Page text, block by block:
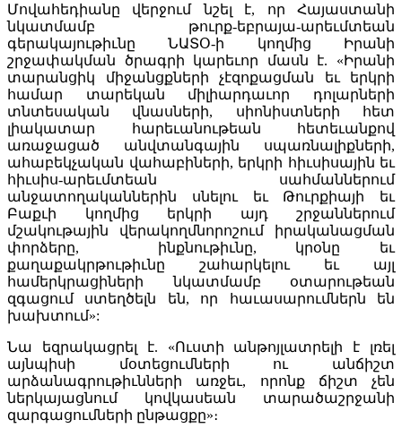
Մովահեդիանը վերջում նշել է, որ Հայաստանի
նկատմամբ թուրք-եբրայա-արեւմտեան
գերակայութիւնը ՆԱՏՕ-ի կողմից Իրանի
շրջափակման ծրագրի կարեւոր մասն է. «Իրանի
տարանցիկ միջանցքների չէզոքացման եւ երկրի
համար տարեկան միլիարդաւոր դոլարների
տնտեսական վնասների, սիոնիստների հետ
լիակատար հարեւանութեան հետեւանքով
առաջացած անվտանգային սպառնալիքների,
ահաբեկչական վահաբիների, երկրի հիւսիսային եւ
հիւսիս-արեւմտեան սահմաններում
անջատողականներին սնելու եւ Թուրքիայի եւ
Բաքւի կողմից երկրի այդ շրջաններում
մշակութային վերակողմնորոշում իրականացման
փորձերը, ինքնութիւնը, կրօնը եւ
քաղաքակրթութիւնը շահարկելու եւ այլ
համերկրացիների նկատմամբ օտարութեան
զգացում ստեղծելն են, որ հաւասարումներն են
խախտում»:
Նա եզրակացրել է. «Ուստի անթոյլատրելի է լռել
այնպիսի մօտեցումների ու անճիշտ
արձանագրութիւնների առջեւ, որոնք ճիշտ չեն
ներկայացնում կովկասեան տարածաշրջանի
զարգացումների ընթացքը»։